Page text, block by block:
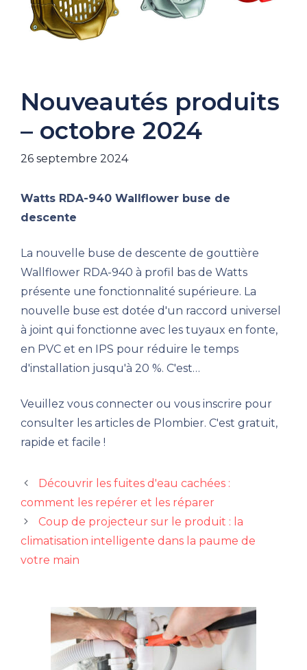
Nouveautés produits
– octobre 2024
26 septembre 2024
Watts RDA-940 Wallflower buse de
descente
La nouvelle buse de descente de gouttière
Wallflower RDA-940 à profil bas de Watts
présente une fonctionnalité supérieure. La
nouvelle buse est dotée d'un raccord universel
à joint qui fonctionne avec les tuyaux en fonte,
en PVC et en IPS pour réduire le temps
d'installation jusqu'à 20 %. C'est…
Veuillez vous connecter ou vous inscrire pour
consulter les articles de Plombier. C'est gratuit,
rapide et facile !
Découvrir les fuites d'eau cachées :
comment les repérer et les réparer
Coup de projecteur sur le produit : la
climatisation intelligente dans la paume de
votre main